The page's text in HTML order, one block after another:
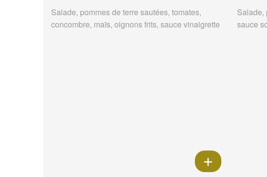
Salade, pommes de terre sautées, tomates,
concombre, maïs, oignons frits, sauce vinaigrette
Salade,
sauce